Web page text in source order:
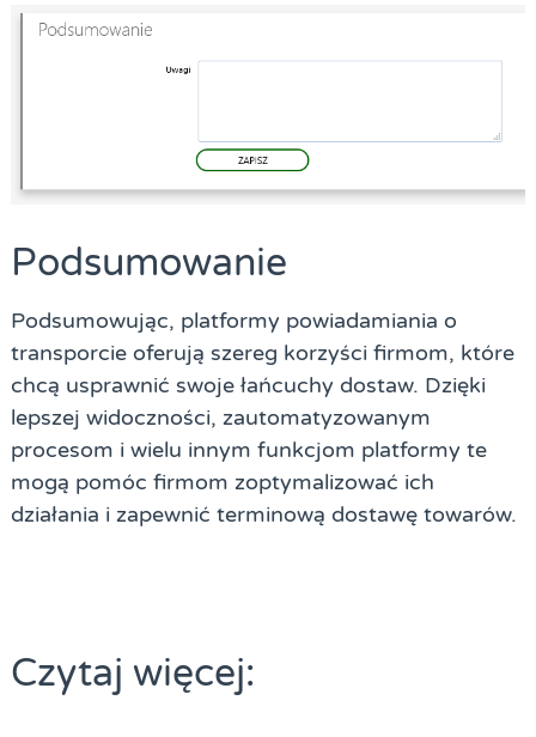
Podsumowanie
Podsumowując, platformy powiadamiania o
transporcie oferują szereg korzyści firmom, które
chcą usprawnić swoje łańcuchy dostaw. Dzięki
lepszej widoczności, zautomatyzowanym
procesom i wielu innym funkcjom platformy te
mogą pomóc firmom zoptymalizować ich
działania i zapewnić terminową dostawę towarów.
Czytaj więcej: